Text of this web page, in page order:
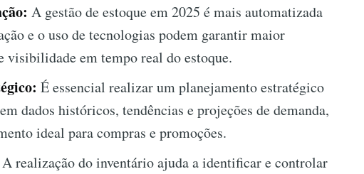
A gestão de estoque em 2025 é mais automatizada
e o uso de tecnologias podem garantir maior
visibilidade em tempo real do estoque.
É essencial realizar um planejamento estratégico
dados históricos, tendências e projeções de demanda,
ideal para compras e promoções.
A realização do inventário ajuda a identificar e controlar